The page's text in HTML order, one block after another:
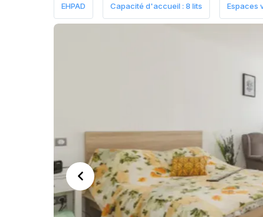
EHPAD Capacité d'accueil : 8 lits Espaces